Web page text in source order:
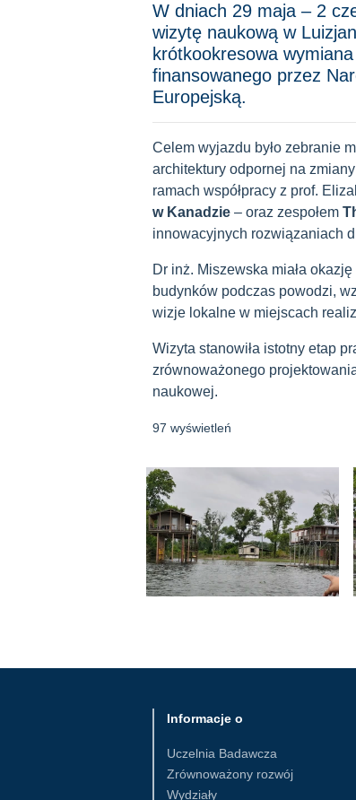
W dniach 29 maja – 2
wizytę naukową w
krótkookresowa
finansowanego przez
Europejską.
Celem wyjazdu było zebranie
architektury odpornej na
ramach współpracy z prof.
w Kanadzie – oraz zespołem
innowacyjnych rozwiązaniach
Dr inż. Miszewska miała
budynków podczas powodzi,
wizje lokalne w miejscach
Wizyta stanowiła istotny etap
zrównoważonego
naukowej.
97 wyświetleń
Informacje o
Uczelnia Badawcza
Zrównoważony rozwój
Wydziały